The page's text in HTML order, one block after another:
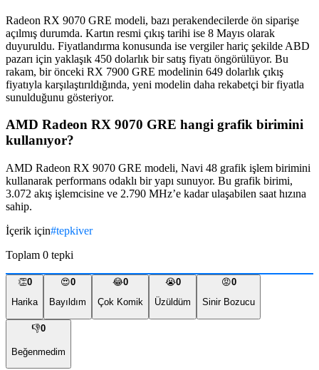
Radeon RX 9070 GRE modeli, bazı perakendecilerde ön siparişe
açılmış durumda. Kartın resmi çıkış tarihi ise 8 Mayıs olarak
duyuruldu. Fiyatlandırma konusunda ise vergiler hariç şekilde ABD
pazarı için yaklaşık 450 dolarlık bir satış fiyatı öngörülüyor. Bu
rakam, bir önceki RX 7900 GRE modelinin 649 dolarlık çıkış
fiyatıyla karşılaştırıldığında, yeni modelin daha rekabetçi bir fiyatla
sunulduğunu gösteriyor.
AMD Radeon RX 9070 GRE hangi grafik birimini
kullanıyor?
AMD Radeon RX 9070 GRE modeli, Navi 48 grafik işlem birimini
kullanarak performans odaklı bir yapı sunuyor. Bu grafik birimi,
3.072 akış işlemcisine ve 2.790 MHz’e kadar ulaşabilen saat hızına
sahip.
İçerik için#tepkiver
Toplam 0 tepki
👏0
Harika
😍0
Bayıldım
😂0
Çok Komik
😭0
Üzüldüm
😡0
Sinir Bozucu
👎0
Beğenmedim